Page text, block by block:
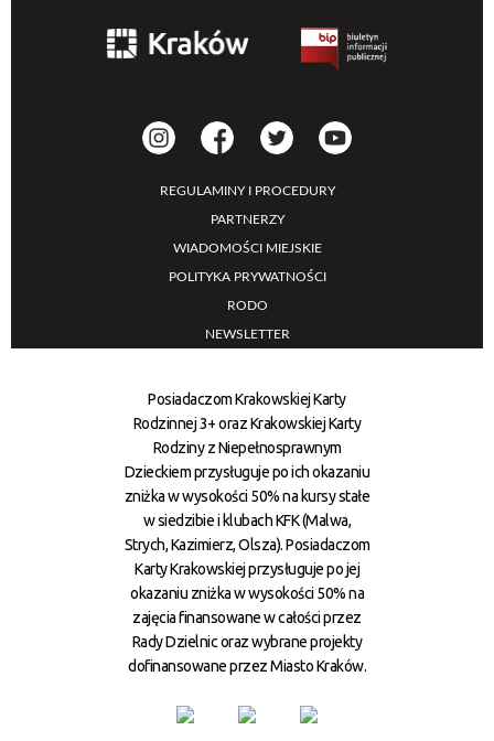
REGULAMINY I PROCEDURY
PARTNERZY
WIADOMOŚCI MIEJSKIE
POLITYKA PRYWATNOŚCI
RODO
NEWSLETTER
Posiadaczom Krakowskiej Karty
Rodzinnej 3+ oraz Krakowskiej Karty
Rodziny z Niepełnosprawnym
Dzieckiem przysługuje po ich okazaniu
zniżka w wysokości 50% na kursy stałe
w siedzibie i klubach KFK (Malwa,
Strych, Kazimierz, Olsza). Posiadaczom
Karty Krakowskiej przysługuje po jej
okazaniu zniżka w wysokości 50% na
zajęcia finansowane w całości przez
Rady Dzielnic oraz wybrane projekty
dofinansowane przez Miasto Kraków.